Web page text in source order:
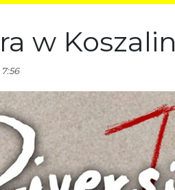
w Koszalin